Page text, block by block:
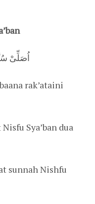
اُصَلِّىْ
rak’ataini
Sya’ban dua
sunnah Nishfu